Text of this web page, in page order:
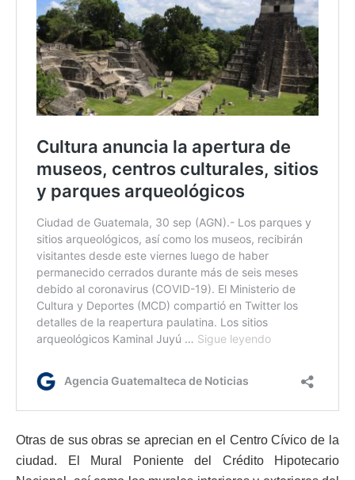
Otras de sus obras se aprecian en el Centro Cívico de la
ciudad. El Mural Poniente del Crédito Hipotecario